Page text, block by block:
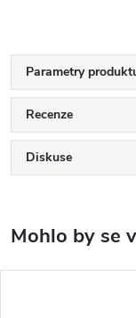
Parametry
Recenze
Diskuse